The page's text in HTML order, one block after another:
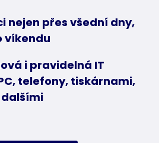
nejen přes všední dny,
víkendu
i pravidelná IT
telefony, tiskárnami,